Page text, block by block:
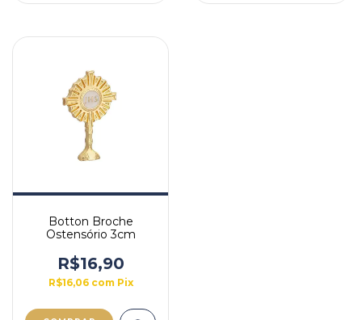
Botton Broche
Ostensório 3cm
R$16,90
R$16,06 com Pix